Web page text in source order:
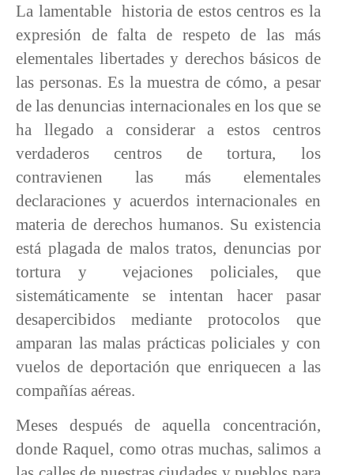
La lamentable historia de estos centros es la
expresión de falta de respeto de las más
elementales libertades y derechos básicos de
las personas. Es la muestra de cómo, a pesar
de las denuncias internacionales en los que se
ha llegado a considerar a estos centros
verdaderos centros de tortura, los
contravienen las más elementales
declaraciones y acuerdos internacionales en
materia de derechos humanos. Su existencia
está plagada de malos tratos, denuncias por
tortura y
vejaciones policiales, que
sistemáticamente se intentan hacer pasar
desapercibidos mediante protocolos que
amparan las malas prácticas policiales y con
vuelos de deportación que enriquecen a las
compañías aéreas.
Meses después de aquella concentración,
donde Raquel, como otras muchas, salimos a